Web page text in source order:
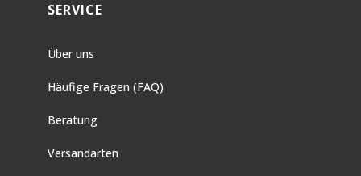
SERVICE
Über uns
Häufige Fragen (FAQ)
Beratung
Versandarten